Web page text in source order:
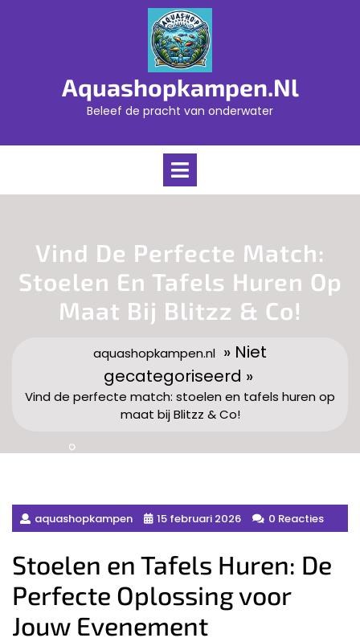
Aquashopkampen.nl
Beleef de pracht van onderwater
Open
Vind De Perfecte Match:
Stoelen En Tafels Huren Op
Maat Bij Blitzz & Co!
aquashopkampen.nl » Niet
gecategoriseerd »
Vind de perfecte match: stoelen en tafels huren op
maat bij Blitzz & Co!
aquashopkampen 15 februari 2026 0 Reacties
Stoelen en Tafels Huren: De
Perfecte Oplossing voor
Jouw Evenement